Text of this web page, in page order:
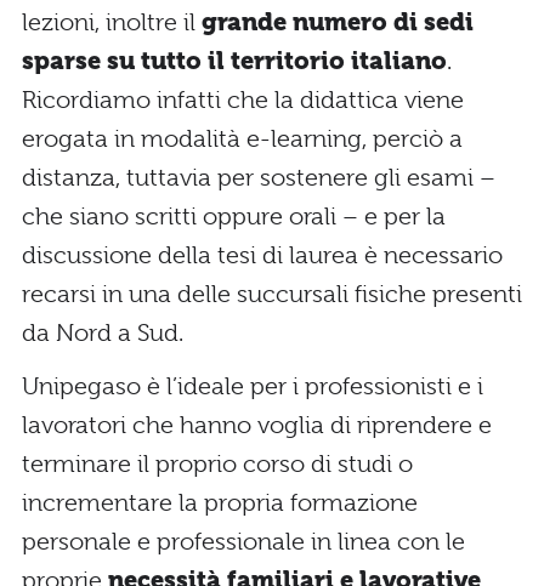
lezioni, inoltre il grande numero di sedi
sparse su tutto il territorio italiano.
Ricordiamo infatti che la didattica viene
erogata in modalità e-learning, perciò a
distanza, tuttavia per sostenere gli esami –
che siano scritti oppure orali – e per la
discussione della tesi di laurea è necessario
recarsi in una delle succursali fisiche presenti
da Nord a Sud.
Unipegaso è l’ideale per i professionisti e i
lavoratori che hanno voglia di riprendere e
terminare il proprio corso di studi o
incrementare la propria formazione
personale e professionale in linea con le